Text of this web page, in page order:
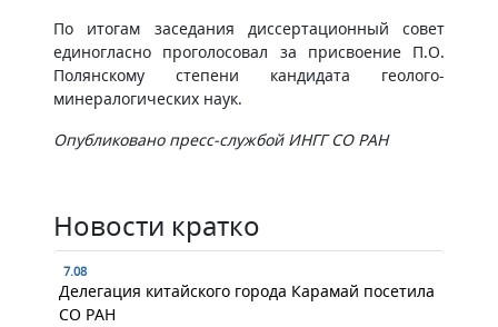
По итогам заседания диссертационный совет
единогласно проголосовал за присвоение П.О.
Полянскому степени кандидата геолого-
минералогических наук.
Опубликовано пресс-службой ИНГГ СО РАН
Новости кратко
7.08
Делегация китайского города Карамай посетила
СО РАН